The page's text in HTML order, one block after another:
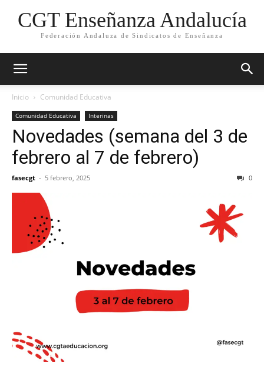
CGT Enseñanza Andalucía
Federación Andaluza de Sindicatos de Enseñanza
Inicio Comunidad Educativa
Comunidad Educativa Interinas
Novedades (semana del 3 de
febrero al 7 de febrero)
fasecgt - 5 febrero, 2025 0